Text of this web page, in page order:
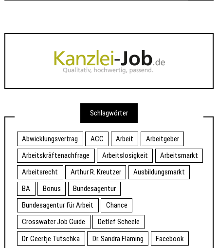
Schlagwörter
Abwicklungsvertrag ACC Arbeit
Arbeitgeber
Arbeitskräftenachfrage
Arbeitslosigkeit
Arbeitsmarkt
Arbeitsrecht
Arthur R. Kreutzer
Ausbildungsmarkt
BA
Bonus
Bundesagentur
Bundesagentur für Arbeit
Chance
Crosswater Job Guide
Detlef Scheele
Dr. Geertje Tutschka
Dr. Sandra Fläming
Facebook